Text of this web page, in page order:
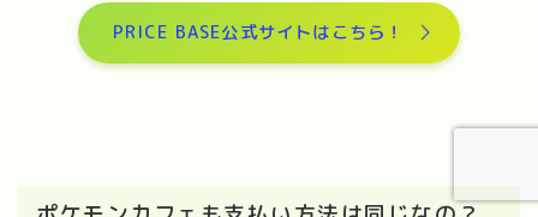
PRICE BASE公式サイトはこちら！
較｜どっちが稼げる？